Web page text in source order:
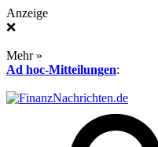
Anzeige
❌
Mehr »
Ad hoc-Mitteilungen: